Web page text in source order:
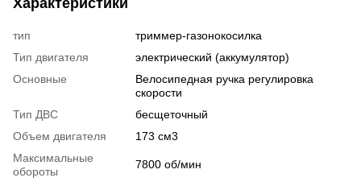
Характеристики
тип
триммер-газонокосилка
Тип двигателя
электрический (аккумулятор)
Основные
Велосипедная ручка регулировка
скорости
Тип ДВС
бесщеточный
Объем двигателя
173 см3
Максимальные
обороты
7800 об/мин